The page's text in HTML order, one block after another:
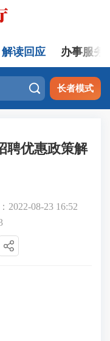
解读回应 办事服务
 长者模式
聘优惠政策解
2022-08-23 16:52